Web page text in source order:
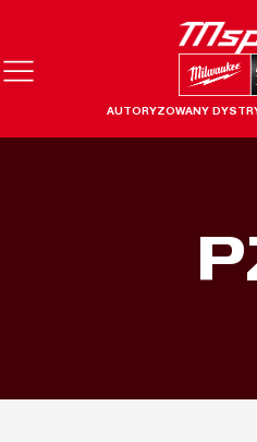
AUTORYZOWANY